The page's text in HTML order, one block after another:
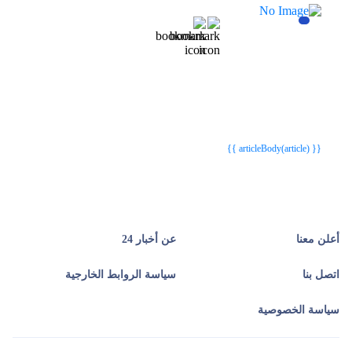
{{ articleBody(article) }}
أعلن معنا عن أخبار 24
اتصل بنا سياسة الروابط الخارجية
سياسة الخصوصية